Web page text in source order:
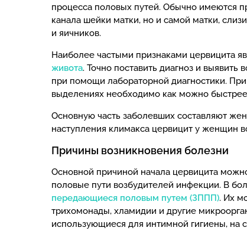
процесса половых путей. Обычно имеются
канала шейки матки, но и самой матки,
и яичников.
Наиболее частыми признаками цервицита
живота. Точно поставить диагноз и
при помощи лабораторной диагностики.
выделениях необходимо как можно быстрее
Основную часть заболевших составляют
наступления климакса цервицит у женщин
Причины возникновения болезни
Основной причиной начала цервицита
половые пути возбудителей инфекции. В
передающиеся половым путем (ЗППП). Их
трихомонады, хламидии и другие
использующиеся для интимной гигиены, на